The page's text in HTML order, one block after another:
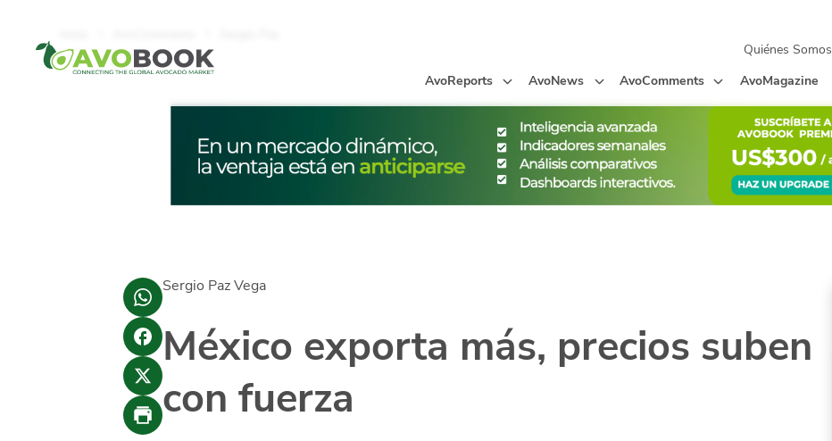
Quiénes Somos
AvoReports
AvoNews AvoComments AvoMagazine
Sergio Paz Vega
México exporta más, precios suben
con fuerza